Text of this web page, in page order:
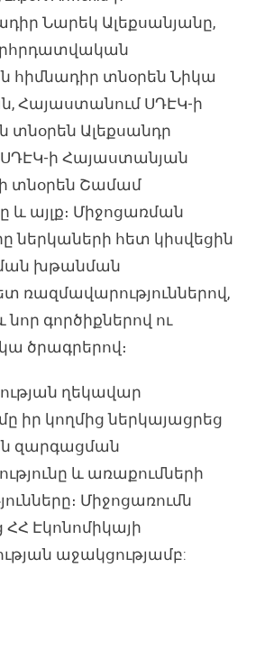
Նարեկ Ալեքսանյանը,
հիմնադիր տնօրեն Նիկա
Հայաստանում ՍԴԷԿ-ի
տնօրեն Ալեքսանդր
ՍԴԷԿ-ի Հայաստանյան
տնօրեն Շամամ
և այլք։ Միջոցառման
ներկաների հետ կիսվեցին
խթանման
ռազմավարություններով,
գործիքներով ու
ծրագրերով։
ղեկավար
իր կողմից ներկայացրեց
զարգացման
և առաքումների
Միջոցառումն
Էկոնոմիկայի
աջակցությամբ: